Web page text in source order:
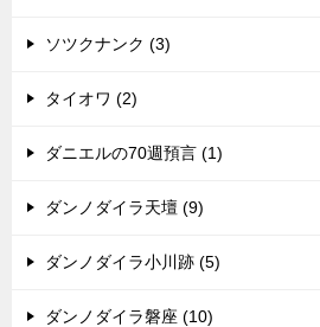
ソツクナンク (3)
タイオワ (2)
ダニエルの70週預言 (1)
ダンノダイラ天壇 (9)
ダンノダイラ小川跡 (5)
ダンノダイラ磐座 (10)